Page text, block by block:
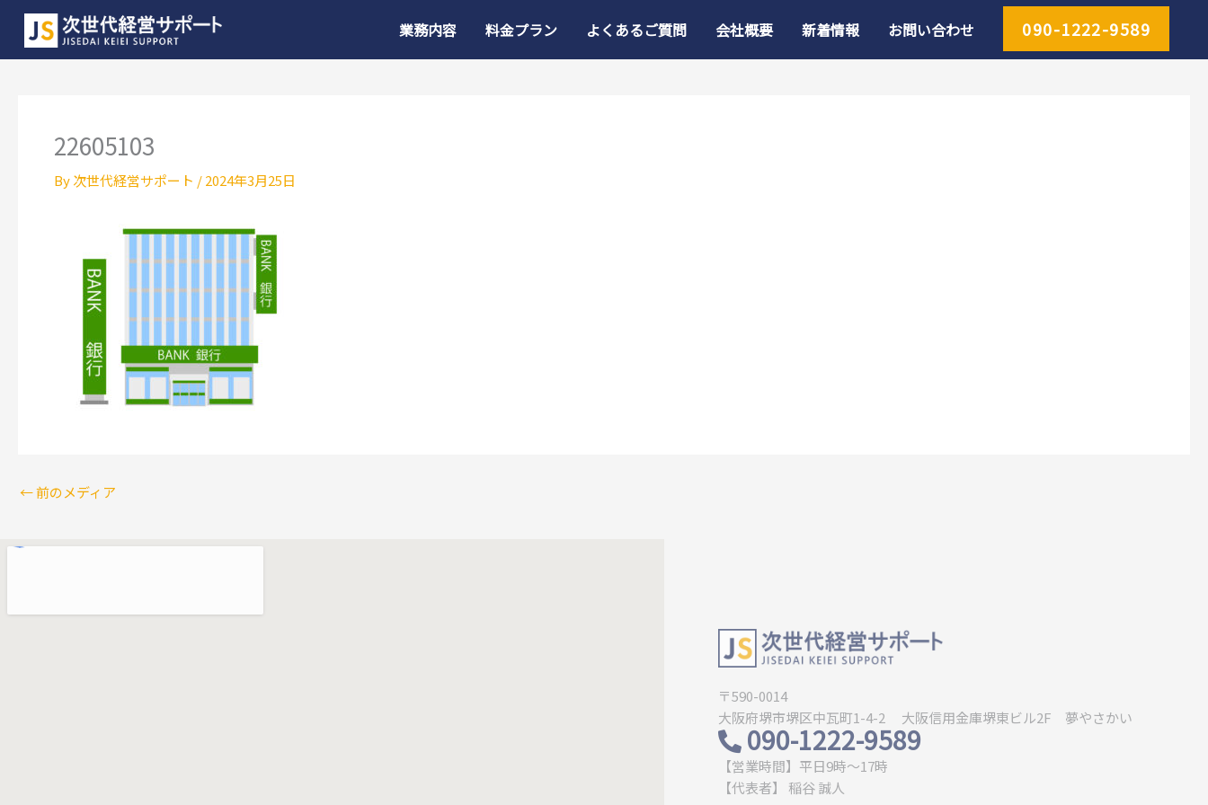
業務内容 料金プラン よくあるご質問 会社概要 新着情報 お問い合わせ 090-1222-9589
22605103
By次世代経営サポート /2024年3月25日
←前のメディア
〒590-0014
大阪府堺市堺区中瓦町1-4-2 大阪信用金庫堺東ビル2F 夢やさかい
090-1222-9589
【営業時間】平日9時〜17時
【代表者】 稲谷 誠人